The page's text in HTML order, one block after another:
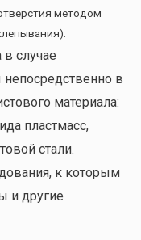
методом
случае
в
материала:
пластмасс,
стали.
к которым
и другие